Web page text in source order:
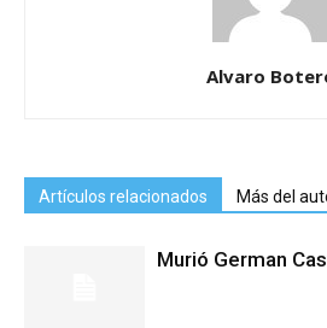
Alvaro
Artículos relacionados Más del
Murió German